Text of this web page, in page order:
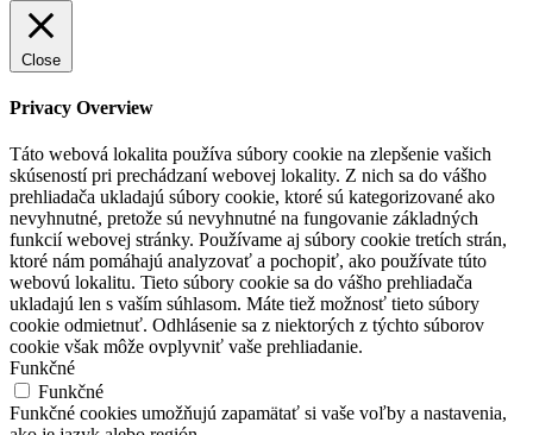
Close
Privacy Overview
Táto webová lokalita používa súbory cookie na zlepšenie vašich
skúseností pri prechádzaní webovej lokality. Z nich sa do vášho
prehliadača ukladajú súbory cookie, ktoré sú kategorizované ako
nevyhnutné, pretože sú nevyhnutné na fungovanie základných
funkcií webovej stránky. Používame aj súbory cookie tretích strán,
ktoré nám pomáhajú analyzovať a pochopiť, ako používate túto
webovú lokalitu. Tieto súbory cookie sa do vášho prehliadača
ukladajú len s vaším súhlasom. Máte tiež možnosť tieto súbory
cookie odmietnuť. Odhlásenie sa z niektorých z týchto súborov
cookie však môže ovplyvniť vaše prehliadanie.
Funkčné
Funkčné
Funkčné cookies umožňujú zapamätať si vaše voľby a nastavenia,